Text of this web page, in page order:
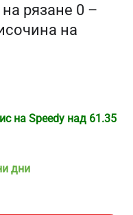
рязане 0 –
на
на Speedy над 61.35
дни
и кости VEVOR BS-